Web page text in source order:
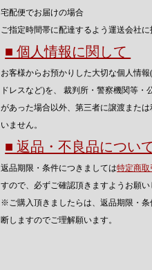
宅配便でお届けの場合
ご指定時間帯に配達するよう運送会社に
■ 個人情報に関して
お客様からお預かりした大切な個人情
ドレスなど)を、 裁判所・警察機関等・
があった場合以外、第三者に譲渡また
いません。
■ 返品・不良品につい
返品期限・条件につきましては特定商取
すので、必ずご確認頂きますようお願い
※ご購入頂きましたらは、返品期限・条
断しますのでご理解願います。